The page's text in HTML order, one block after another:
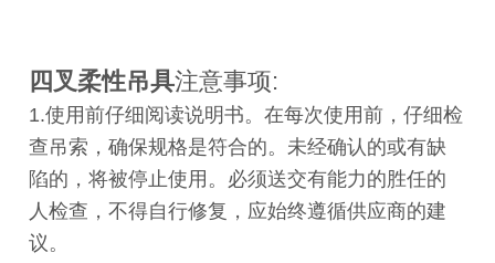
四叉柔性吊具注意事项:
1.使用前仔细阅读说明书。在每次使用前，仔细检
查吊索，确保规格是符合的。未经确认的或有缺
陷的，将被停止使用。必须送交有能力的胜任的
人检查，不得自行修复，应始终遵循供应商的建
议。